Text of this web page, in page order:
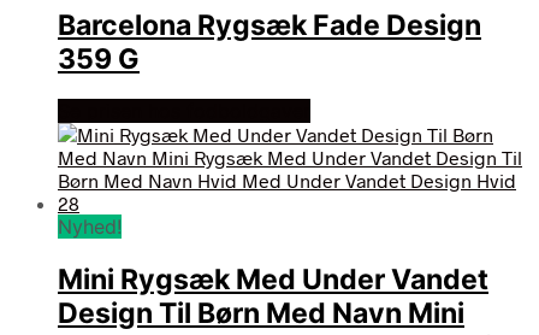
Barcelona Rygsæk Fade Design
359 G
Nyhed!
Mini Rygsæk Med Under Vandet
Design Til Børn Med Navn Mini